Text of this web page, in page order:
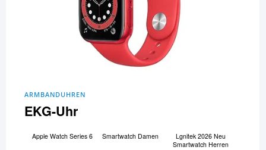
ARMBANDUHREN
EKG-Uhr
Apple Watch Series 6 Smartwatch Damen
Lgnitek 2026 Neu
Smartwatch Herren